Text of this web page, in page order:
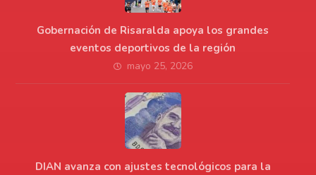
Gobernación de Risaralda apoya los grandes
eventos deportivos de la región
mayo 25, 2026
DIAN avanza con ajustes tecnológicos para la